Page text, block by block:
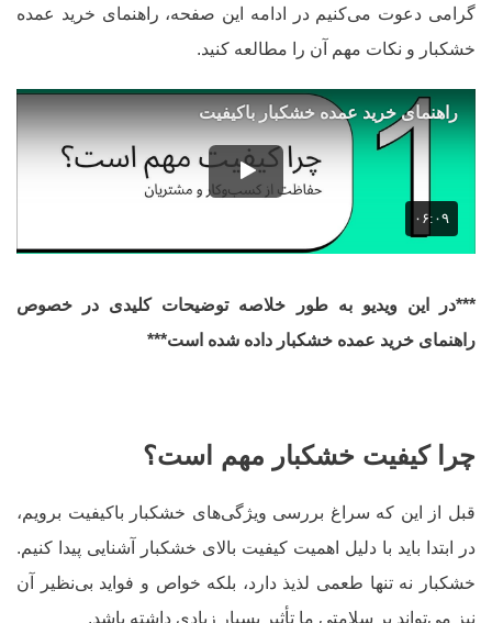
گرامی دعوت می‌کنیم در ادامه این صفحه، راهنمای خرید عمده
خشکبار و نکات مهم آن را مطالعه کنید.
***در این ویدیو به طور خلاصه توضیحات کلیدی در خصوص
راهنمای خرید عمده خشکبار داده شده است***
چرا کیفیت خشکبار مهم است؟
قبل از این که سراغ بررسی ویژگی‌های خشکبار باکیفیت برویم،
در ابتدا باید با دلیل اهمیت کیفیت بالای خشکبار آشنایی پیدا کنیم.
خشکبار نه تنها طعمی لذیذ دارد، بلکه خواص و فواید بی‌نظیر آن
نیز می‌تواند بر سلامتی ما تأثیر بسیار زیادی داشته باشد.